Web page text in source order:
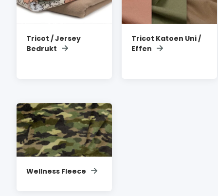
Tricot / Jersey
Bedrukt
Tricot Katoen Uni /
Effen
Wellness Fleece